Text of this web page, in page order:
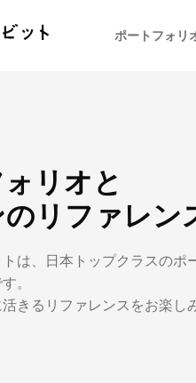
ポートフォリ
リオと
リファレン
は、日本トップクラスの
。
きるリファレンスをお楽し